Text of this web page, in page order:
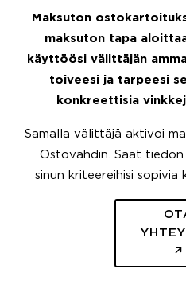
Maksuton
maksuton tapa
käyttöösi välittäjän
toiveesi ja tarpeesi
konkreettisia
Samalla välittäjä aktivoi
Ostovahdin. Saat tiedon
sinun kriteereihisi sopivia